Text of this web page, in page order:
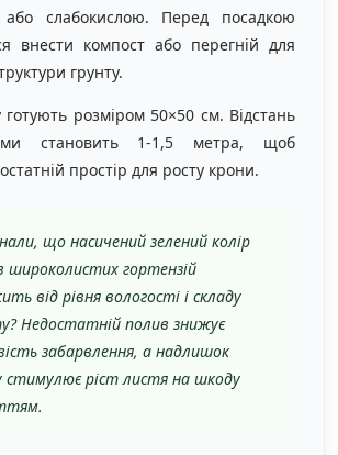
слабокислою. Перед посадкою
внести компост або перегній для
грунту.
розміром 50×50 см. Відстань
становить 1-1,5 метра, щоб
простір для росту крони.
що насичений зелений колір
широколистих гортензій
від рівня вологості і складу
Недостатній полив знижує
забарвлення, а надлишок
стимулює ріст листя на шкоду